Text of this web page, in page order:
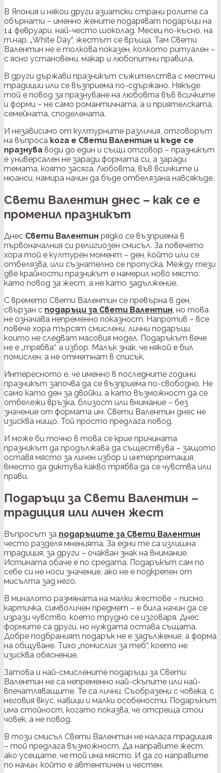
В Япония и някои други азиатски страни ролите са
обърнати – именно жените подаряват подаръци на
14 февруари, най-често шоколад. Месец по-късно, на
т.нар. „White Day“, жестът се връща. Там Свети
Валентин не е толкова показен, колкото ритуален –
с ясно установени, макар и любопитни правила.
В други държави празникът съжителства с местни
традиции или се възприема по-сдържано. Някъде
той е повод за празнуване на любовта във всичките
ѝ форми – не само романтичната, а и приятелската,
семейната, споделената.
И независимо от културните различия, отговорът
на въпроса кога е Свети Валентин и къде се
празнува води до един и същи отговор – празникът
е универсален не заради формата си, а заради
темата, която засяга. Любовта, във всичките ѝ
нюанси, намира начин да бъде отбелязана навсякъде.
Свети Валентин днес – как се е
променил празникът
Днес Свети Валентин рядко се възприема в
първоначалния си религиозен смисъл. За повечето
хора той е културен момент – ден, който или се
отбелязва, или съзнателно се пропуска. Между тези
две крайности празникът е намерил ново място:
като повод за жест, а не като задължение.
С времето Свети Валентин се превърна в ден,
свързан с подаръци за Свети Валентин, но това
не означава непременно показност. Напротив – все
повече хора търсят смислени, лични подаръци,
които не следват масовия модел. Подаръкът вече
не е „трябва“, а избор. Малък знак, че някой е бил
помислен, а не отметнат в списък.
Интересното е, че именно в последните години
празникът започва да се възприема по-свободно. Не
само като ден за двойки, а като възможност да се
отбележи връзка, близост или внимание – без
значение от формата им. Свети Валентин днес не
изисква нищо. Той просто предлага повод.
И може би точно в това се крие причината
празникът да продължава да съществува – защото
оставя място за личен избор и интерпретация,
вместо да диктува какво трябва да се чувства или
прави.
Подаръци за Свети Валентин –
традиция или личен жест
Въпросът за подаръците за Свети Валентин
често разделя мненията. За едни те са излишна
традиция, за други – очакван знак на внимание.
Истината обаче е по средата. Подаръкът сам по
себе си не носи значение, ако не е подкрепен от
мисълта зад него.
В миналото размяната на малки жестове – писмо,
картичка, символичен предмет – е била начин да се
изрази чувство, което трудно се изговаря. Днес
формите са други, но нуждата остава същата.
Добре подбраният подарък не е задължение, а форма
на общуване. Тихо „помислих за теб“, което не
изисква обяснение.
Затова и най-смислените подаръци за Свети
Валентин не са непременно най-скъпите или най-
впечатляващите. Те са лични. Съобразени с човека, с
неговия вкус, навици и малки особености. Подаръкът
има стойност, когато показва, че отсреща стои
човек, а не повод.
В този смисъл Свети Валентин не налага традиция
– той предлага възможност. Да направите жест,
ако усещате, че той има място. И да го направите
по начин, който е автентичен и честен.